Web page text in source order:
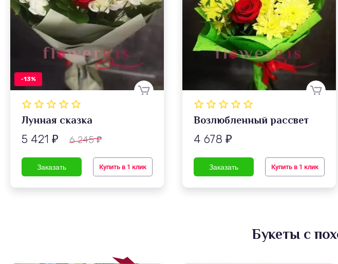
-13%
Лунная сказка
5 421 ₽ 6 245₽
Купить в 1 клик
Возлюбленный рассвет
4 678 ₽
Купить в 1 клик
Букеты с